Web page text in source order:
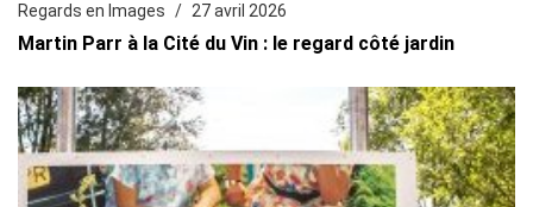
Regards en Images 27 avril 2026
Martin Parr à la Cité du Vin : le regard côté jardin